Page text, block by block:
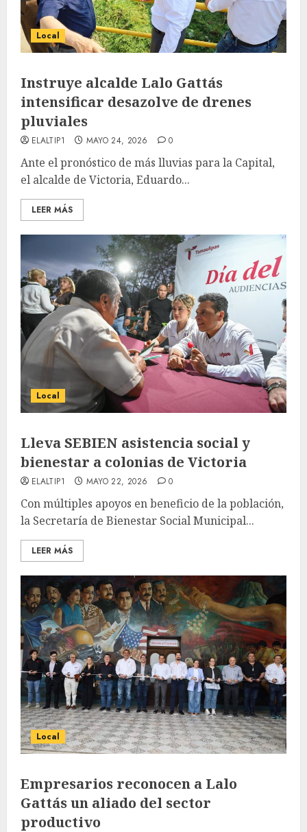
Local
Instruye alcalde Lalo Gattás
intensificar desazolve de drenes
pluviales
ELALTIP1 MAYO 24, 2026 0
Ante el pronóstico de más lluvias para la Capital,
el alcalde de Victoria, Eduardo...
LEER MÁS
Local
Lleva SEBIEN asistencia social y
bienestar a colonias de Victoria
ELALTIP1 MAYO 22, 2026 0
Con múltiples apoyos en beneficio de la población,
la Secretaría de Bienestar Social Municipal...
LEER MÁS
Local
Empresarios reconocen a Lalo
Gattás un aliado del sector
productivo